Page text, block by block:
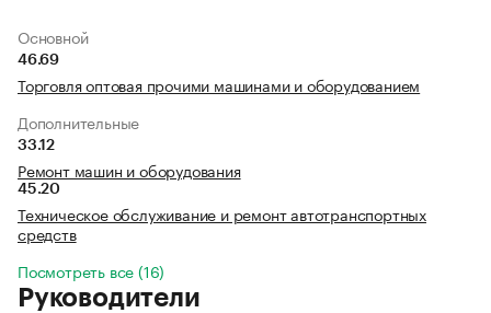
Основной
46.69
Торговля оптовая прочими машинами и оборудованием
Дополнительные
33.12
Ремонт машин и оборудования
45.20
Техническое обслуживание и ремонт автотранспортных
средств
Посмотреть все (16)
Руководители